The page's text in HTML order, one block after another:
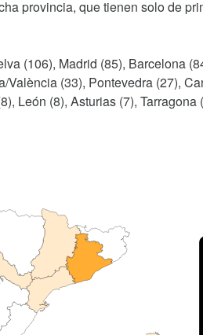
provincia, que tienen solo de
(106), Madrid (85), Barcelona
(33), Pontevedra (27),
León (8), Asturias (7),